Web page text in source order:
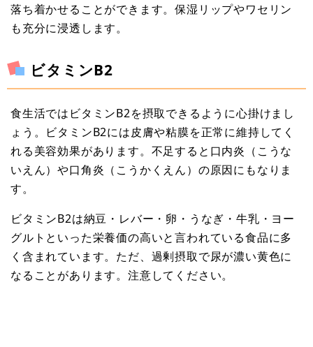
落ち着かせることができます。保湿リップやワセリン
も充分に浸透します。
ビタミンB2
食生活ではビタミンB2を摂取できるように心掛けまし
ょう。ビタミンB2には皮膚や粘膜を正常に維持してく
れる美容効果があります。不足すると口内炎（こうな
いえん）や口角炎（こうかくえん）の原因にもなりま
す。
ビタミンB2は納豆・レバー・卵・うなぎ・牛乳・ヨー
グルトといった栄養価の高いと言われている食品に多
く含まれています。ただ、過剰摂取で尿が濃い黄色に
なることがあります。注意してください。